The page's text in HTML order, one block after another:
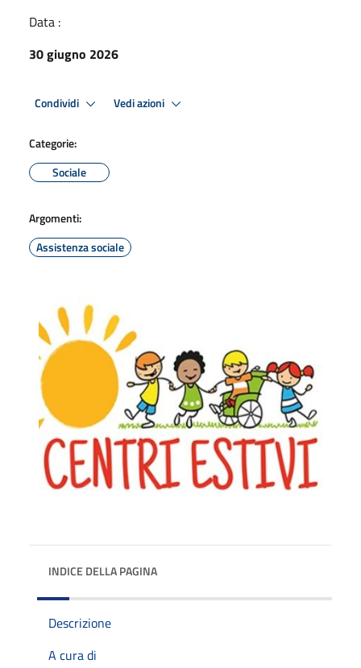
Data :
30 giugno 2026
Condividi Vedi azioni
Categorie:
Sociale
Argomenti:
Assistenza sociale
INDICE DELLA PAGINA
Descrizione
A cura di